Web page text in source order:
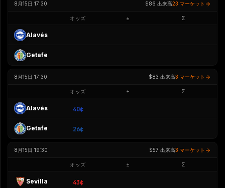
8月15日 17:30 $86 出来高23 マーケット
オッズ ± Σ
Alavés
Getafe
8月15日 17:30 $83 出来高3 マーケット
オッズ ± Σ
Alavés 40¢
Getafe 26¢
8月15日 19:30 $57 出来高3 マーケット
オッズ ± Σ
Sevilla 43¢